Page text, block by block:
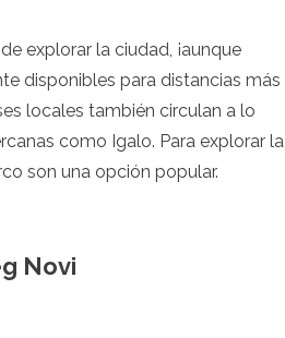
explorar la ciudad, ¡aunque
disponibles para distancias más
locales también circulan a lo
como Igalo. Para explorar la
son una opción popular.
Novi